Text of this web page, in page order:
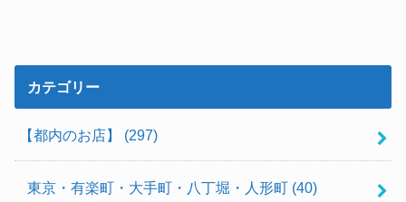
カテゴリー
【都内のお店】 (297)
東京・有楽町・大手町・八丁堀・人形町 (40)